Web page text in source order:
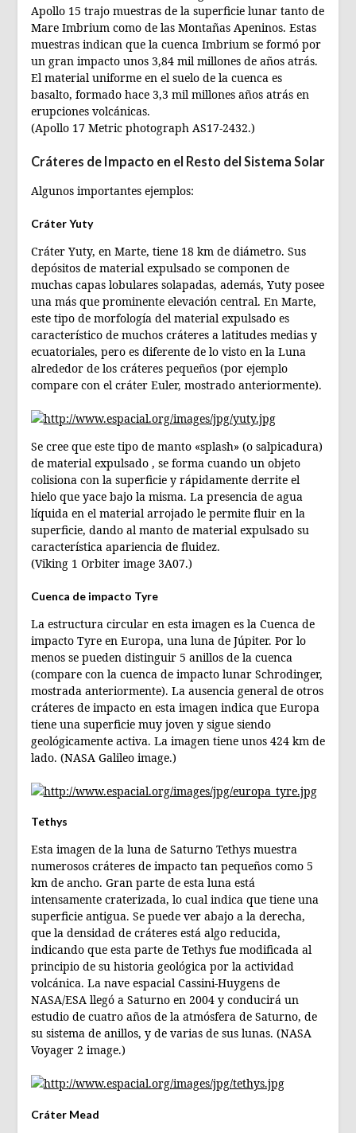
Apollo 15 trajo muestras de la superficie lunar tanto de
Mare Imbrium como de las Montañas Apeninos. Estas
muestras indican que la cuenca Imbrium se formó por
un gran impacto unos 3,84 mil millones de años atrás.
El material uniforme en el suelo de la cuenca es
basalto, formado hace 3,3 mil millones años atrás en
erupciones volcánicas.
(Apollo 17 Metric photograph AS17-2432.)
Cráteres de Impacto en el Resto del Sistema Solar
Algunos importantes ejemplos:
Cráter Yuty
Cráter Yuty, en Marte, tiene 18 km de diámetro. Sus
depósitos de material expulsado se componen de
muchas capas lobulares solapadas, además, Yuty posee
una más que prominente elevación central. En Marte,
este tipo de morfología del material expulsado es
característico de muchos cráteres a latitudes medias y
ecuatoriales, pero es diferente de lo visto en la Luna
alrededor de los cráteres pequeños (por ejemplo
compare con el cráter Euler, mostrado anteriormente).
Se cree que este tipo de manto «splash» (o salpicadura)
de material expulsado , se forma cuando un objeto
colisiona con la superficie y rápidamente derrite el
hielo que yace bajo la misma. La presencia de agua
líquida en el material arrojado le permite fluir en la
superficie, dando al manto de material expulsado su
característica apariencia de fluidez.
(Viking 1 Orbiter image 3A07.)
Cuenca de impacto Tyre
La estructura circular en esta imagen es la Cuenca de
impacto Tyre en Europa, una luna de Júpiter. Por lo
menos se pueden distinguir 5 anillos de la cuenca
(compare con la cuenca de impacto lunar Schrodinger,
mostrada anteriormente). La ausencia general de otros
cráteres de impacto en esta imagen indica que Europa
tiene una superficie muy joven y sigue siendo
geológicamente activa. La imagen tiene unos 424 km de
lado. (NASA Galileo image.)
Tethys
Esta imagen de la luna de Saturno Tethys muestra
numerosos cráteres de impacto tan pequeños como 5
km de ancho. Gran parte de esta luna está
intensamente craterizada, lo cual indica que tiene una
superficie antigua. Se puede ver abajo a la derecha,
que la densidad de cráteres está algo reducida,
indicando que esta parte de Tethys fue modificada al
principio de su historia geológica por la actividad
volcánica. La nave espacial Cassini-Huygens de
NASA/ESA llegó a Saturno en 2004 y conducirá un
estudio de cuatro años de la atmósfera de Saturno, de
su sistema de anillos, y de varias de sus lunas. (NASA
Voyager 2 image.)
Cráter Mead